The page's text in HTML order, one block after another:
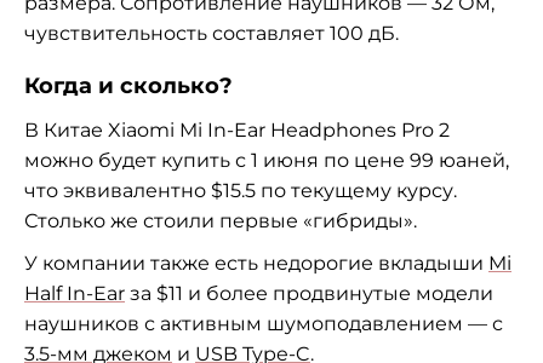
чувствительность составляет 100 дБ.
Когда и сколько?
В Китае Xiaomi Mi In-Ear Headphones Pro 2
можно будет купить с 1 июня по цене 99 юаней,
что эквивалентно $15.5 по текущему курсу.
Столько же стоили первые «гибриды».
У компании также есть недорогие вкладыши Mi
Half In-Ear за $11 и более продвинутые модели
наушников с активным шумоподавлением — с
3.5-мм джеком и USB Type-C.